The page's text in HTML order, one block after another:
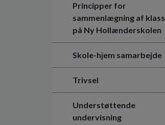
Principper for
sammenlægning af
på Ny Hollænderskolen
Skole-hjem samarbejde
Trivsel
Understøttende
undervisning